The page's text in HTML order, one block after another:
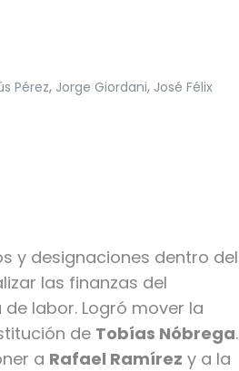
Pérez, Jorge Giordani, José Félix
y designaciones dentro del
las finanzas del
labor. Logró mover la
de Tobías Nóbrega.
a Rafael Ramírez y a la